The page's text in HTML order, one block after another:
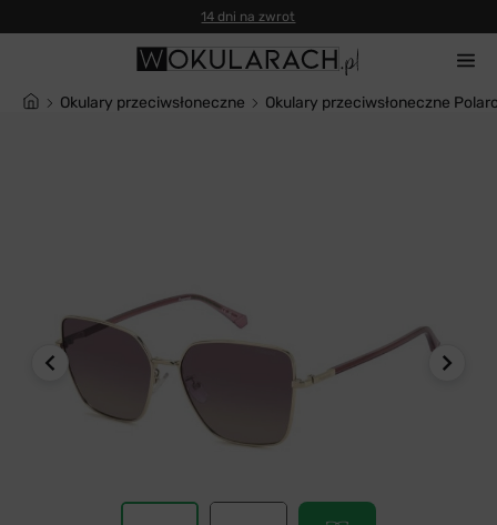
14 dni na zwrot
Okulary przeciwsłoneczne Okulary przeciwsłoneczne